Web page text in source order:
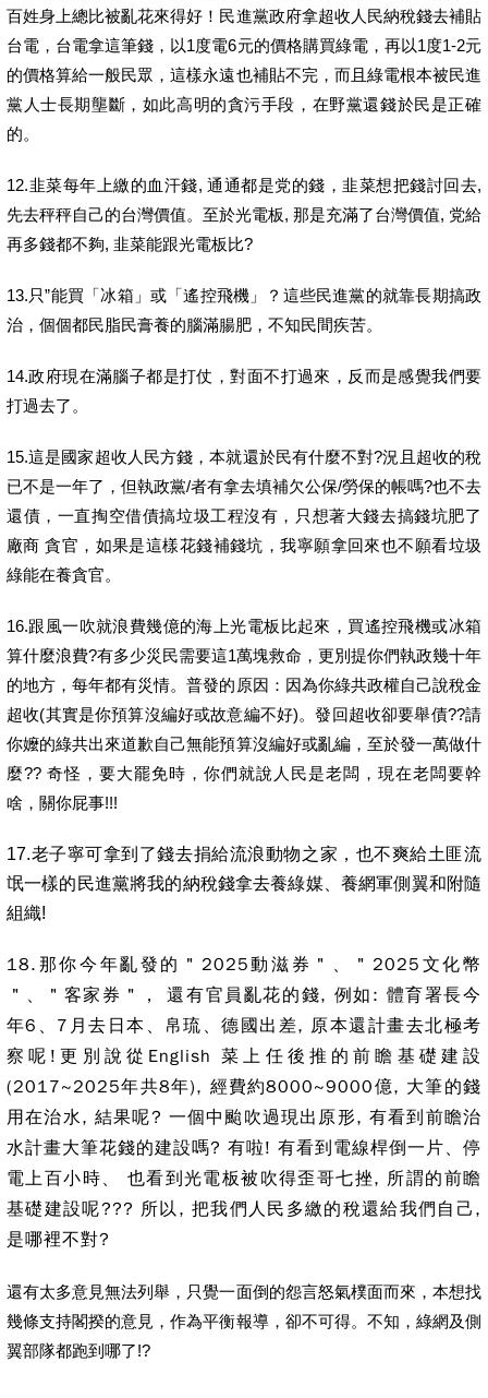
百姓身上總比被亂花來得好！民進黨政府拿超收人民納稅錢去補貼
台電，台電拿這筆錢，以1度電6元的價格購買綠電，再以1度1-2元
的價格算給一般民眾，這樣永遠也補貼不完，而且綠電根本被民進
黨人士長期壟斷，如此高明的貪污手段，在野黨還錢於民是正確
的。
12.韭菜每年上繳的血汗錢, 通通都是党的錢，韭菜想把錢討回去,
先去秤秤自己的台灣價值。至於光電板, 那是充滿了台灣價值, 党給
再多錢都不夠, 韭菜能跟光電板比?
13.只”能買「冰箱」或「遙控飛機」？這些民進黨的就靠長期搞政
治，個個都民脂民膏養的腦滿腸肥，不知民間疾苦。
14.政府現在滿腦子都是打仗，對面不打過來，反而是感覺我們要
打過去了。
15.這是國家超收人民方錢，本就還於民有什麼不對?況且超收的稅
已不是一年了，但執政黨/者有拿去填補欠公保/勞保的帳嗎?也不去
還債，一直掏空借債搞垃圾工程沒有，只想著大錢去搞錢坑肥了
廠商 貪官，如果是這樣花錢補錢坑，我寧願拿回來也不願看垃圾
綠能在養貪官。
16.跟風一吹就浪費幾億的海上光電板比起來，買遙控飛機或冰箱
算什麼浪費?有多少災民需要這1萬塊救命，更別提你們執政幾十年
的地方，每年都有災情。普發的原因：因為你綠共政權自己說稅金
超收(其實是你預算沒編好或故意編不好)。發回超收卻要舉債??請
你嬤的綠共出來道歉自己無能預算沒編好或亂編，至於發一萬做什
麼?? 奇怪，要大罷免時，你們就說人民是老闆，現在老闆要幹
啥，關你屁事!!!
17.老子寧可拿到了錢去捐給流浪動物之家，也不爽給土匪流
氓一樣的民進黨將我的納稅錢拿去養綠媒、養網軍側翼和附隨
組織!
18.那你今年亂發的＂2025動滋券＂、＂2025文化幣
＂、＂客家券＂， 還有官員亂花的錢, 例如: 體育署長今
年6、7月去日本、帛琉、德國出差, 原本還計畫去北極考
察呢! 更別說從English 菜上任後推的前瞻基礎建設
(2017~2025年共8年), 經費約8000~9000億, 大筆的錢
用在治水, 結果呢? 一個中颱吹過現出原形, 有看到前瞻治
水計畫大筆花錢的建設嗎? 有啦! 有看到電線桿倒一片、停
電上百小時、 也看到光電板被吹得歪哥七挫, 所謂的前瞻
基礎建設呢??? 所以, 把我們人民多繳的稅還給我們自己,
是哪裡不對?
還有太多意見無法列舉，只覺一面倒的怨言怒氣樸面而來，本想找
幾條支持閣揆的意見，作為平衡報導，卻不可得。不知，綠網及側
翼部隊都跑到哪了!?